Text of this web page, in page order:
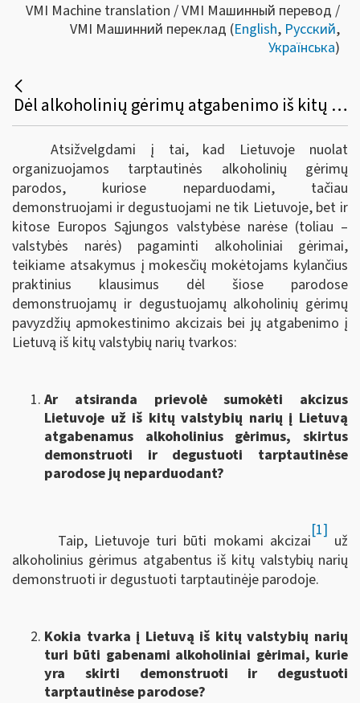
VMI Machine translation / VMI Машинный перевод /
VMI Машинний переклад (English, Русский,
Українська)
Dėl alkoholinių gėrimų atgabenimo iš kitų Europos sąjungos valstybių narių į tarptautines parodas Lietuvoje bei akcizų sumokėjimo
Atsižvelgdami į tai, kad Lietuvoje nuolat
organizuojamos tarptautinės alkoholinių gėrimų
parodos, kuriose neparduodami, tačiau
demonstruojami ir degustuojami ne tik Lietuvoje, bet ir
kitose Europos Sąjungos valstybėse narėse (toliau –
valstybės narės) pagaminti alkoholiniai gėrimai,
teikiame atsakymus į mokesčių mokėtojams kylančius
praktinius klausimus dėl šiose parodose
demonstruojamų ir degustuojamų alkoholinių gėrimų
pavyzdžių apmokestinimo akcizais bei jų atgabenimo į
Lietuvą iš kitų valstybių narių tvarkos:
Ar atsiranda prievolė sumokėti akcizus
Lietuvoje už iš kitų valstybių narių į Lietuvą
atgabenamus alkoholinius gėrimus, skirtus
demonstruoti ir degustuoti tarptautinėse
parodose jų neparduodant?
Taip, Lietuvoje turi būti mokami akcizai
[1]
už
alkoholinius gėrimus atgabentus iš kitų valstybių narių
demonstruoti ir degustuoti tarptautinėje parodoje.
Kokia tvarka į Lietuvą iš kitų valstybių narių
turi būti gabenami alkoholiniai gėrimai, kurie
yra skirti demonstruoti ir degustuoti
tarptautinėse parodose?